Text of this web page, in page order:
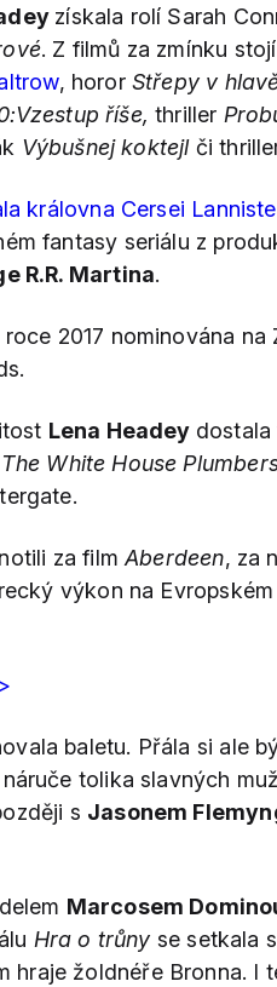
získala rolí Sarah
. Z filmů za zmínku
, horor Střepy v
říše, thriller
Výbušnej koktejl či
královna Cersei
fantasy seriálu z
R.R. Martina.
roce 2017 nominována na
Lena Headey dostala
The White House
za filmAberdeen, za
výkon na
baletu. Přála si ale
tolika slavných
s Jasonem
Marcosem
Hra o trůny se setkala
hraje žoldnéře Bronna. I